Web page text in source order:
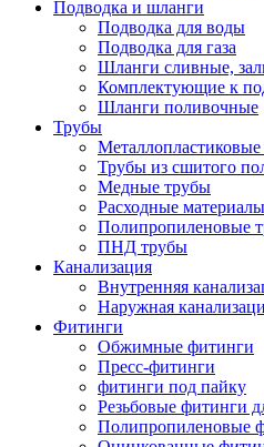
Подводка и шланги
Подводка для воды
Подводка для газа
Шланги сливные,
Комплектующие к
Шланги поливочные
Трубы
Трубы из сшитого
Медные трубы
Расходные
Полипропиленовые
ПНД трубы
Канализация
Внутренняя
Наружная
Фитинги
Обжимные фитинги
Пресс-фитинги
фитинги под пайку
Резьбовые фитинги
Полипропиленовые